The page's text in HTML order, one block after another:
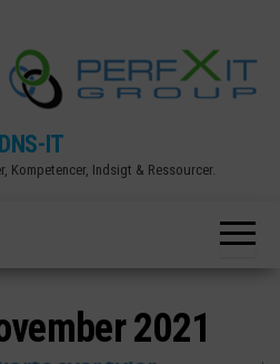
DNS-IT
Kompetencer, Indsigt & Ressourcer.
2021